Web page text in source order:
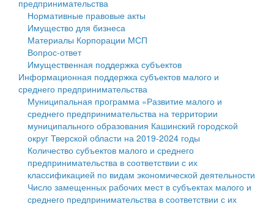
Государственные услуги
Промышленность и АПК
Экономика и бизнес
...
Символика
Устав
Гостям округа
Туризм
Культура
Образование
Здравоохранение
Социальная защита
муниципального округа Тверской области
Администрация Кашинского муниципального округа
Тверской области
Управление сельскими территориями
Открытые данные
Работа с обращениями граждан
Муниципальный контроль
Муниципальные услуги
Финансовое управление
Бюджет для граждан
Имущество
Выявление правообладателей ранее учтенных
объектов недвижимости
Имущественная поддержка субъектов малого и
среднего предпринимательства
Информационная поддержка субъектов малого и
предпринимательства
Нормативные правовые акты
Имущество для бизнеса
Материалы Корпорации МСП
Вопрос-ответ
Имущественная поддержка субъектов
Информационная поддержка субъектов малого и
среднего предпринимательства
Муниципальная программа «Развитие малого и
среднего предпринимательства на территории
муниципального образования Кашинский городской
округ Тверской области на 2019-2024 годы
Количество субъектов малого и среднего
предпринимательства в соответствии с их
классификацией по видам экономической деятельности
Число замещенных рабочих мест в субъектах малого и
среднего предпринимательства в соответствии с их